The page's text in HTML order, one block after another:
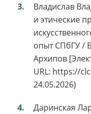
Владислав
и этические
опыт СПбГУ /
Архипов
URL: https://
24.05.2026)
Даринская